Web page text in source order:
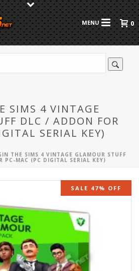
0
SIMS 4 VINTAGE
DLC / ADDON FOR
SERIAL KEY)
THE SIMS 4 VINTAGE GLAMOUR STUFF
PC-MAC (PC DIGITAL SERIAL KEY)
SALE 47% OFF